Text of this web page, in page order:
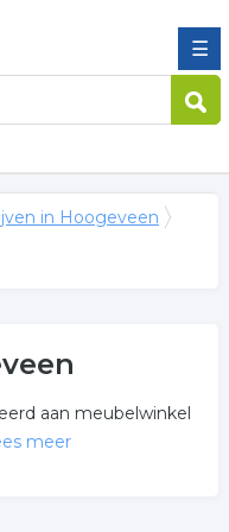
☰
in Hoogeveen
aan meubelwinkel
meer